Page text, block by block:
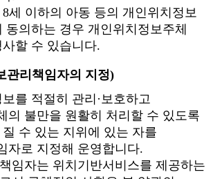
세 이하의 아동 등의 개인위치정보
동의하는 경우 개인위치정보주체
할 수 있습니다.
관리책임자의 지정)
를 적절히 관리·보호하고
의 불만을 원활히 처리할 수 있도록
수 있는 지위에 있는 자를
자로 지정해 운영합니다.
임자는 위치기반서비스를 제공하는